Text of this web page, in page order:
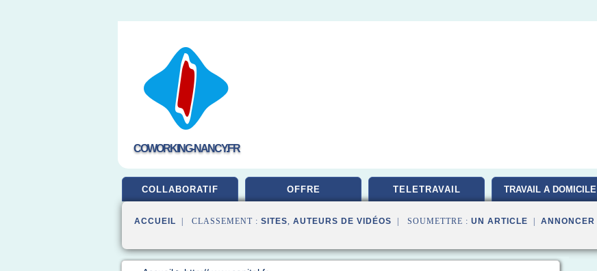
COWORKING-NANCY.FR
COLLABORATIF OFFRE TELETRAVAIL TRAVAIL A DOMICILE
ACCUEIL | CLASSEMENT : SITES, AUTEURS DE VIDÉOS | SOUMETTRE : UN ARTICLE ANNONCER